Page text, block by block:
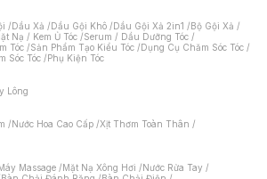
/Dầu Xả /Dầu Gội Khô /Dầu Gội Xả 2in1 /Bộ Gội Xả /
Nạ / Kem Ủ Tóc /Serum / Dầu Dưỡng Tóc /
Tóc /Sản Phẩm Tạo Kiểu Tóc /Dụng Cụ Chăm Sóc Tóc /
Sóc Tóc /Phụ Kiện Tóc
Lông
/Nước Hoa Cao Cấp /Xịt Thơm Toàn Thân /
Massage /Mặt Nạ Xông Hơi /Nước Rửa Tay /